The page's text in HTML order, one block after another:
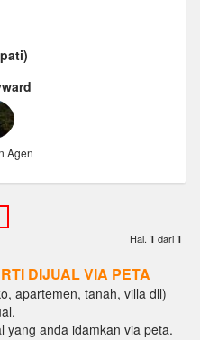
Agen
Hal. 1 dari 1
DIJUAL VIA PETA
apartemen, tanah, villa dll)
yang anda idamkan via peta.